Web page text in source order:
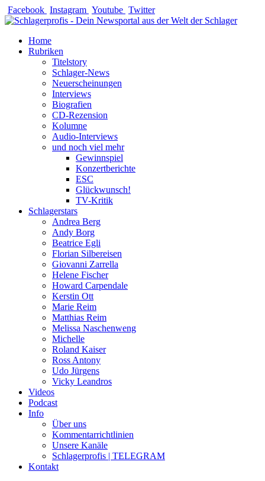
Zum
Inhalt
Facebook Instagram Youtube Twitter
Home
Rubriken
Titelstory
Schlager-News
Neuerscheinungen
Interviews
Biografien
CD-Rezension
Kolumne
Audio-Interviews
und noch viel mehr
Gewinnspiel
Konzertberichte
ESC
Glückwunsch!
TV-Kritik
Schlagerstars
Andrea Berg
Andy Borg
Beatrice Egli
Florian Silbereisen
Giovanni Zarrella
Helene Fischer
Howard Carpendale
Kerstin Ott
Marie Reim
Matthias Reim
Melissa Naschenweng
Michelle
Roland Kaiser
Ross Antony
Udo Jürgens
Vicky Leandros
Videos
Podcast
Info
Über uns
Kommentarrichtlinien
Unsere Kanäle
Schlagerprofis | TELEGRAM
Kontakt